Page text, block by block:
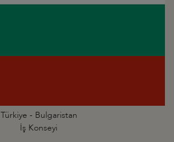
Türkiye - Bulgaristan
İş Konseyi